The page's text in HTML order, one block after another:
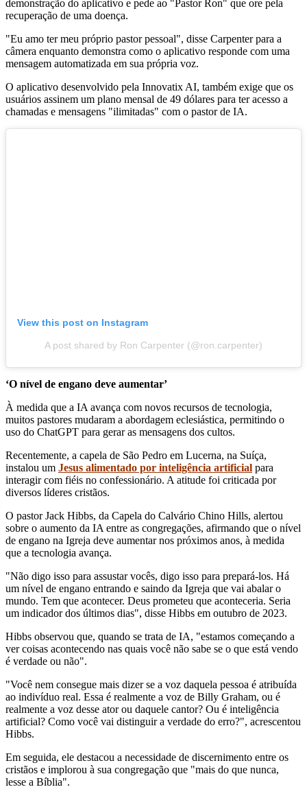
demonstração do aplicativo e pede ao "Pastor Ron" que ore pela
recuperação de uma doença.
"Eu amo ter meu próprio pastor pessoal", disse Carpenter para a
câmera enquanto demonstra como o aplicativo responde com uma
mensagem automatizada em sua própria voz.
O aplicativo desenvolvido pela Innovatix AI, também exige que os
usuários assinem um plano mensal de 49 dólares para ter acesso a
chamadas e mensagens "ilimitadas" com o pastor de IA.
View this post on Instagram
A post shared by Ron Carpenter (@ron.carpenter)
‘O nível de engano deve aumentar’
À medida que a IA avança com novos recursos de tecnologia,
muitos pastores mudaram a abordagem eclesiástica, permitindo o
uso do ChatGPT para gerar as mensagens dos cultos.
Recentemente, a capela de São Pedro em Lucerna, na Suíça,
instalou um Jesus alimentado por inteligência artificial para
interagir com fiéis no confessionário. A atitude foi criticada por
diversos líderes cristãos.
O pastor Jack Hibbs, da Capela do Calvário Chino Hills, alertou
sobre o aumento da IA ​​entre as congregações, afirmando que o nível
de engano na Igreja deve aumentar nos próximos anos, à medida
que a tecnologia avança.
"Não digo isso para assustar vocês, digo isso para prepará-los. Há
um nível de engano entrando e saindo da Igreja que vai abalar o
mundo. Tem que acontecer. Deus prometeu que aconteceria. Seria
um indicador dos últimos dias", disse Hibbs em outubro de 2023.
Hibbs observou que, quando se trata de IA, "estamos começando a
ver coisas acontecendo nas quais você não sabe se o que está vendo
é verdade ou não".
"Você nem consegue mais dizer se a voz daquela pessoa é atribuída
ao indivíduo real. Essa é realmente a voz de Billy Graham, ou é
realmente a voz desse ator ou daquele cantor? Ou é inteligência
artificial? Como você vai distinguir a verdade do erro?", acrescentou
Hibbs.
Em seguida, ele destacou a necessidade de discernimento entre os
cristãos e implorou à sua congregação que "mais do que nunca,
lesse a Bíblia".